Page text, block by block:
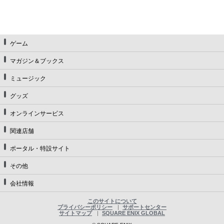
ゲーム
マガジン＆ブックス
ミュージック
グッズ
オンラインサービス
関連店舗
ポータル・特設サイト
その他
会社情報
このサイトについて
プライバシーポリシー
サポートセンター
サイトマップ
SQUARE ENIX GLOBAL